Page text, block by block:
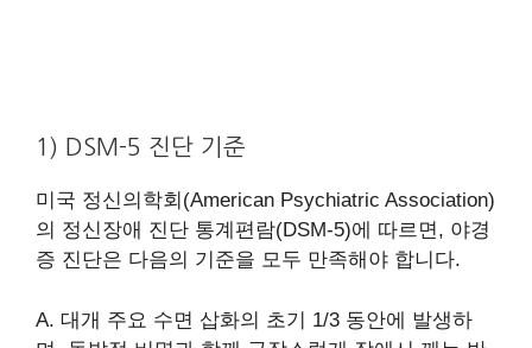
1) DSM-5 진단 기준
미국 정신의학회(American Psychiatric Association)
의 정신장애 진단 통계편람(DSM-5)에 따르면, 야경
증 진단은 다음의 기준을 모두 만족해야 합니다.
A. 대개 주요 수면 삽화의 초기 1/3 동안에 발생하